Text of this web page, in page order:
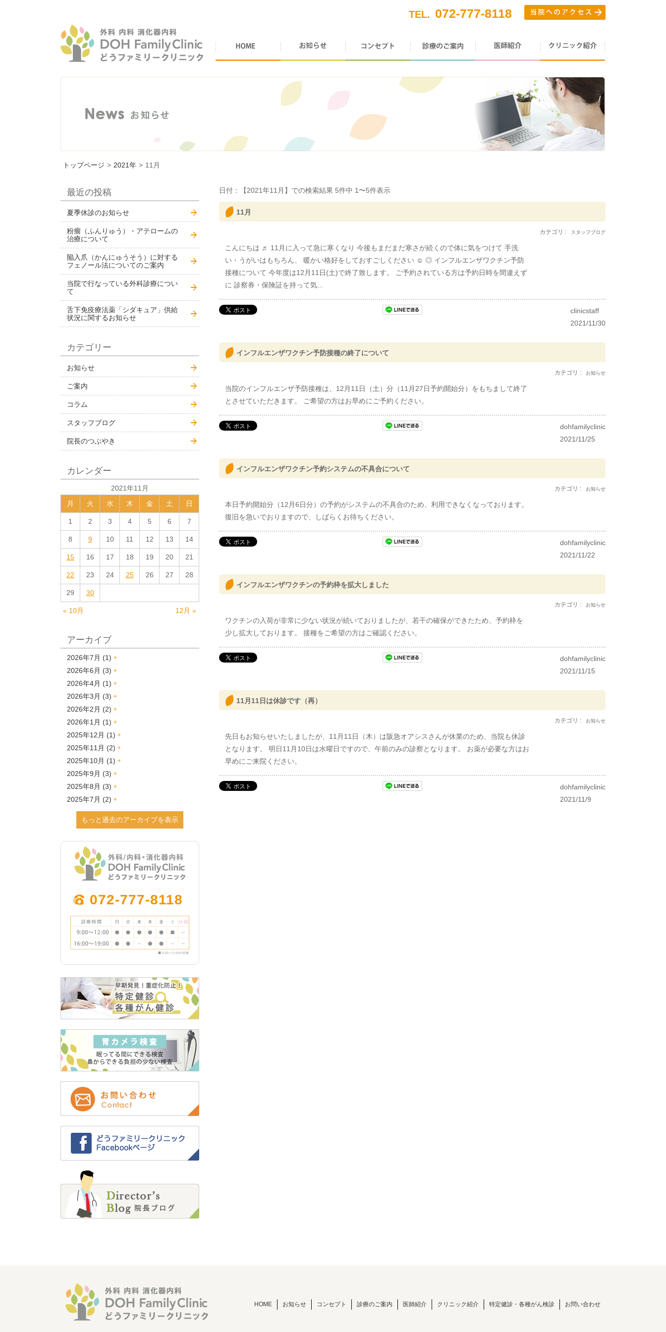
TEL. 072-777-8118
トップページ > 2021年 > 11月
日付：【2021年11月 】での検索結果 5件中 1〜5件表示
11月
カテゴリ : スタッフブログ
こんにちは ♬ 11月に入って急に寒くなり 今後もまだまだ寒さが続くので体に気をつけて 手洗
い・うがいはもちろん、 暖かい格好をしておすごしください ☺︎ ◎ インフルエンザワクチン予防
接種について 今年度は12月11日(土)で終了致します。 ご予約されている方は予約日時を間違えず
に 診察券・保険証を持って気...
clinicstaff
2021/11/30
インフルエンザワクチン予防接種の終了について
カテゴリ : お知らせ
当院のインフルエンザ予防接種は、12月11日（土）分（11月27日予約開始分）をもちまして終了
とさせていただきます。 ご希望の方はお早めにご予約ください。
dohfamilyclinic
2021/11/25
インフルエンザワクチン予約システムの不具合について
カテゴリ : お知らせ
本日予約開始分（12月6日分）の予約がシステムの不具合のため、利用できなくなっております。
復旧を急いでおりますので、しばらくお待ちください。
dohfamilyclinic
2021/11/22
インフルエンザワクチンの予約枠を拡大しました
カテゴリ : お知らせ
ワクチンの入荷が非常に少ない状況が続いておりましたが、若干の確保ができたため、予約枠を
少し拡大しております。 接種をご希望の方はご確認ください。
dohfamilyclinic
2021/11/15
11月11日は休診です（再）
カテゴリ : お知らせ
先日もお知らせいたしましたが、11月11日（木）は阪急オアシスさんが休業のため、当院も休診
となります。 明日11月10日は水曜日ですので、午前のみの診察となります。 お薬が必要な方はお
早めにご来院ください。
dohfamilyclinic
2021/11/9
最近の投稿
夏季休診のお知らせ
粉瘤（ふんりゅう）・アテロームの
治療について
陥入爪（かんにゅうそう）に対する
フェノール法についてのご案内
当院で行なっている外科診療につい
て
舌下免疫療法薬「シダキュア」供給
状況に関するお知らせ
カテゴリー
お知らせ
ご案内
コラム
スタッフブログ
院長のつぶやき
カレンダー
2021年11月
月
火 水 木 金 土 日
« 10月 12月 »
1 2 3 4 5 6 7
8 9 10 11 12 13 14
15 16 17 18 19 20 21
22 23 24 25 26 27 28
29 30
アーカイブ
2026年7月 (1)
2026年6月 (3)
2026年4月 (1)
2026年3月 (3)
2026年2月 (2)
2026年1月 (1)
2025年12月 (1)
2025年11月 (2)
2025年10月 (1)
2025年9月 (3)
2025年8月 (3)
2025年7月 (2)
2025年6月 (1)
2025年2月 (1)
2024年9月 (2)
2024年8月 (2)
2024年7月 (1)
2024年2月 (1)
2023年12月 (1)
2023年11月 (5)
2023年10月 (3)
2023年8月 (1)
2023年7月 (1)
2023年5月 (2)
2023年4月 (1)
2023年3月 (2)
2022年12月 (2)
2022年11月 (2)
2022年9月 (1)
2022年8月 (12)
2022年7月 (12)
2022年6月 (1)
2022年5月 (1)
2022年2月 (4)
2022年1月 (2)
2021年12月 (3)
2021年11月 (5)
2021年10月 (6)
2021年9月 (4)
2021年8月 (3)
2021年2月 (1)
2021年1月 (2)
2020年12月 (3)
もっと過去のアーカイブを表示
072-777-8118
HOME お知らせ コンセプト 診療のご案内 医師紹介 クリニック紹介 特定健診・各種がん検診 お問い合わせ